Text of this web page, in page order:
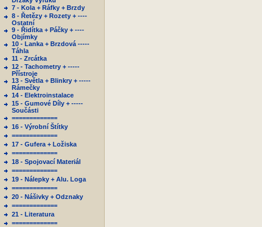
7 - Kola + Ráfky + Brzdy
8 - Řetězy + Rozety + ----
Ostatní
9 - Řidítka + Páčky + ----
Objímky
10 - Lanka + Brzdová -----
Táhla
11 - Zrcátka
12 - Tachometry + -----
Přístroje
13 - Světla + Blinkry + -----
Rámečky
14 - Elektroinstalace
15 - Gumové Díly + -----
Součásti
=============
16 - Výrobní Štítky
=============
17 - Gufera + Ložiska
=============
18 - Spojovací Materiál
=============
19 - Nálepky + Alu. Loga
=============
20 - Nášivky + Odznaky
=============
21 - Literatura
=============